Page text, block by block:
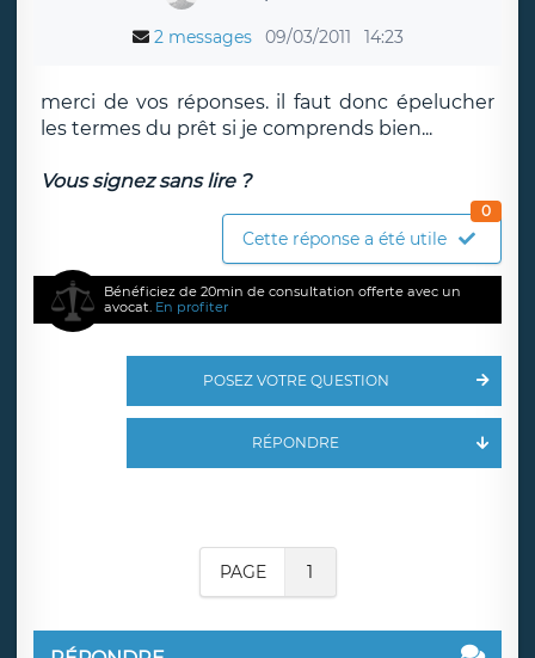
2 messages 09/03/2011 14:23
merci de vos réponses. il faut donc épelucher
les termes du prêt si je comprends bien...
Vous signez sans lire ?
Cette réponse a été utile
0
Bénéficiez de 20min de consultation offerte avec un
avocat. En profiter
POSEZ VOTRE QUESTION
RÉPONDRE
PAGE 1